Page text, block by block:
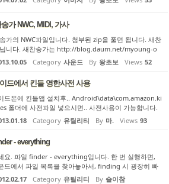
가 NWC, MIDI, 가사
가의 NWC파일입니다. 첨부된 zip을 풀면 됩니다. 새찬
니다. 새찬송가는 http://blog.daum.net/myoung-o
군요. http://cfile234.uf.daum.net/attach/11714959
요기 클릭하면 다운 받아집니다. 추가로 옛날
...
Category 사운드 By 왕초보 Views 52
드에서 킨들 영한사전 사용
드폰에 킨들앱 설치후.. Android\data\com.amazon.ki
폴더에 사전파일 넣으시면.. 사전사용이 가능합니다.
치후 위의 폴더가 안보이시는 경우.. 킨들에서 책(아무
전기능 사용하셔서 사전을 다운받으시면 폴더가 생성됩
Category 유틸리티 By 마. Views 93
- everything
요. 파일 finder - everything입니다. 한 번 실행하면,
드에서 파일 목록을 찾아놓아서, finding 시 굉장히 빠
을 찾아줍니다. 하드 정리할 때 유용합니다. 좋은 하루
Category 유틸리티 By 슬이참